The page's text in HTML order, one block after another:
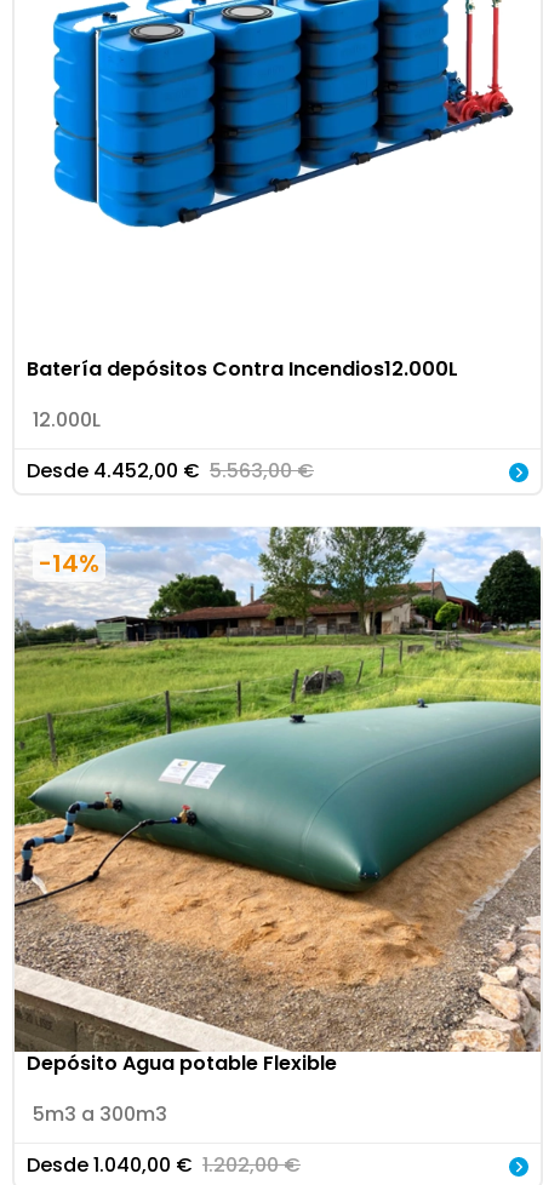
Batería depósitos Contra Incendios12.000L
12.000L
Desde 4.452,00 € 5.563,00€
-14%
Depósito Agua potable Flexible
5m3 a 300m3
Desde1.040,00 € 1.202,00€